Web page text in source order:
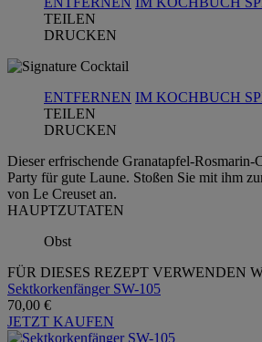
TEILEN
DRUCKEN
ENTFERNEN IM KOCHBUCH
TEILEN
DRUCKEN
Dieser erfrischende Granatapfel-Rosmarin-
Party für gute Laune. Stoßen Sie mit ihm
von Le Creuset an.
HAUPTZUTATEN
Obst
FÜR DIESES REZEPT VERWENDEN
Sektkorkenfänger SW-105
70,00 €
JETZT KAUFEN